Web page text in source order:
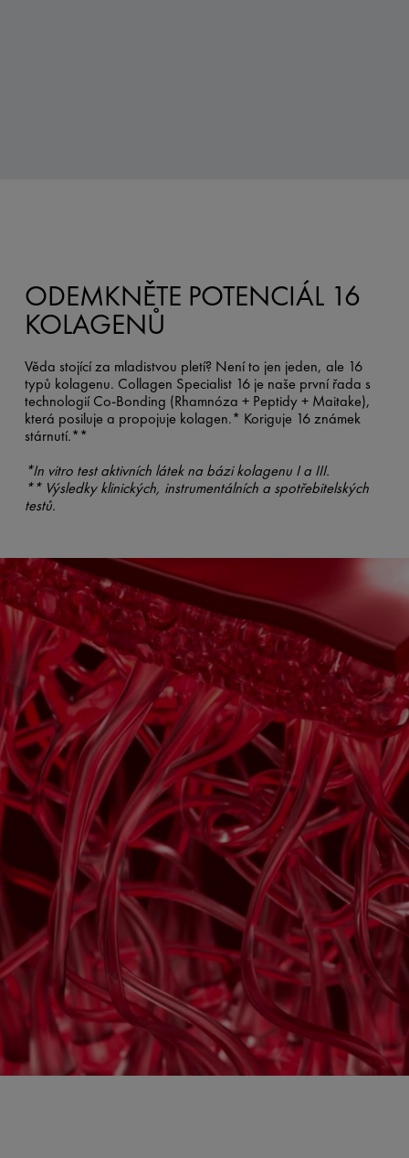
ODEMKNĚTE POTENCIÁL 16
KOLAGENŮ
Věda stojící za mladistvou pletí? Není to jen jeden, ale 16
typů kolagenu. Collagen Specialist 16 je naše první řada s
technologií Co-Bonding (Rhamnóza + Peptidy + Maitake),
která posiluje a propojuje kolagen.* Koriguje 16 známek
stárnutí.**
*In vitro test aktivních látek na bázi kolagenu I a III.
** Výsledky klinických, instrumentálních a spotřebitelských
testů.